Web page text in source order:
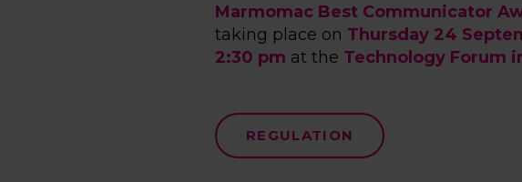
Marmomac Best Communicator
taking place on Thursday 24
2:30 pm at the Technology Forum
REGULATION